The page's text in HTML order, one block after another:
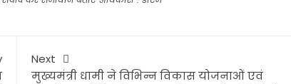
Next
मुख्यमंत्री धामी ने विभिन्न विकास योजनाओं एवं